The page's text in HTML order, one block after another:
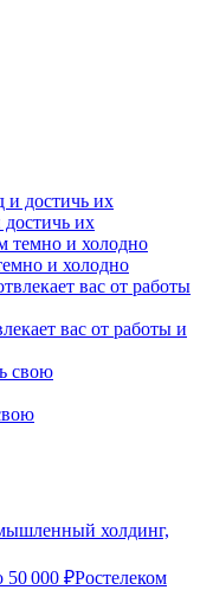
их
и холодно
вас от работы и
холдинг,
50 000 ₽Ростелеком